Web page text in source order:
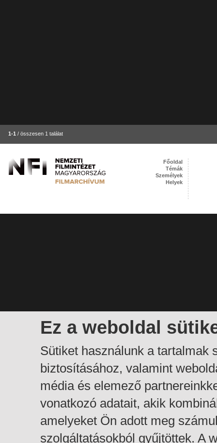
1-1 / összesen 1 találat
Ez a weboldal
Sütiket használunk a tartalmak
biztosításához, valamint
média és elemező
vonatkozó adatait, akik
amelyeket Ön adott meg
szolgáltatásokból gyűjtöttek. A
Főoldal
Témák
Személyek
Helyek